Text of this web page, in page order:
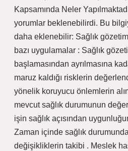
Kapsamında Neler
yorumlar beklenebilirdi. Bu
daha eklenebilir: Sağlık
bazı uygulamalar : Sağlık
başlamasından ayrılmasına
maruz kaldığı risklerin
yönelik koruyucu önlemlerin
mevcut sağlık durumunun
işin sağlık açısından
Zaman içinde sağlık
değişikliklerin takibi . Meslek